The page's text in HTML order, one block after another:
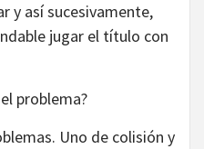
y así sucesivamente,
jugar el título con
problema?
Uno de colisión y